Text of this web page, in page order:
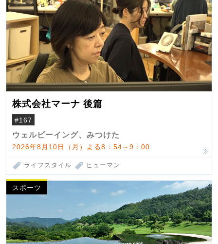
株式会社マーナ 後篇
#167
ウェルビーイング、みつけた
2026年8月10日（月）よる8：54～9：00
ライフスタイル ヒューマン
スポーツ